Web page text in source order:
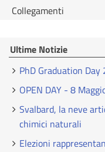
Collegamenti
Ultime Notizie
PhD Graduation Day
OPEN DAY - 8
Svalbard, la neve
chimici naturali
Elezioni